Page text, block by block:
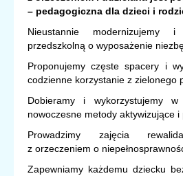
– pedagogiczna dla dzieci i
Nieustannie modernizujemy
przedszkolną o wyposażenie
Proponujemy częste spacery i
codzienne korzystanie z zielonego
Dobieramy i wykorzystujemy w
nowoczesne metody aktywizujące i
Prowadzimy zajęcia
z orzeczeniem o
Zapewniamy każdemu dziecku